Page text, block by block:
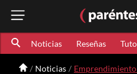
Noticias Reseñas
Noticias